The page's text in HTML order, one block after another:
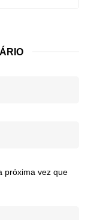
próxima vez que